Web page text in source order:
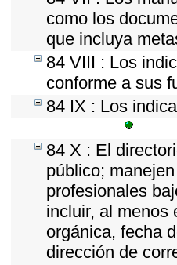
como los
que incluya
84 VIII : Los
conforme a sus
84 IX : Los
84 X : El
público;
profesionales
incluir, al menos
orgánica, fecha
dirección de